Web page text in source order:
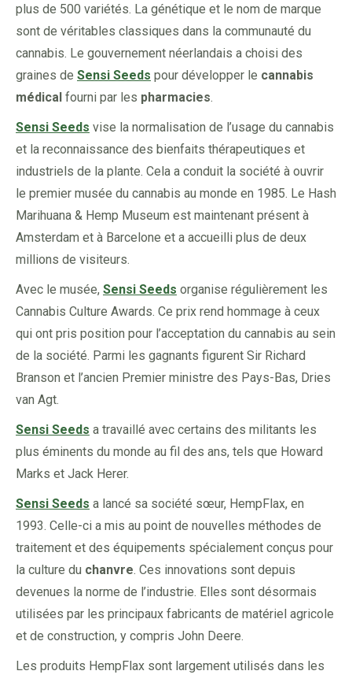
plus de 500 variétés. La génétique et le nom de marque
sont de véritables classiques dans la communauté du
cannabis. Le gouvernement néerlandais a choisi des
graines de Sensi Seeds pour développer le cannabis
médical fourni par les pharmacies.
Sensi Seeds vise la normalisation de l’usage du cannabis
et la reconnaissance des bienfaits thérapeutiques et
industriels de la plante. Cela a conduit la société à ouvrir
le premier musée du cannabis au monde en 1985. Le Hash
Marihuana & Hemp Museum est maintenant présent à
Amsterdam et à Barcelone et a accueilli plus de deux
millions de visiteurs.
Avec le musée, Sensi Seeds organise régulièrement les
Cannabis Culture Awards. Ce prix rend hommage à ceux
qui ont pris position pour l’acceptation du cannabis au sein
de la société. Parmi les gagnants figurent Sir Richard
Branson et l’ancien Premier ministre des Pays-Bas, Dries
van Agt.
Sensi Seeds a travaillé avec certains des militants les
plus éminents du monde au fil des ans, tels que Howard
Marks et Jack Herer.
Sensi Seeds a lancé sa société sœur, HempFlax, en
1993. Celle-ci a mis au point de nouvelles méthodes de
traitement et des équipements spécialement conçus pour
la culture du chanvre. Ces innovations sont depuis
devenues la norme de l’industrie. Elles sont désormais
utilisées par les principaux fabricants de matériel agricole
et de construction, y compris John Deere.
Les produits HempFlax sont largement utilisés dans les